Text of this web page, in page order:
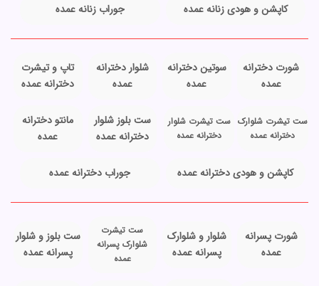
کاپشن و هودی زنانه عمده جوراب زنانه عمده
شورت دخترانه
عمده
سوتین دخترانه
عمده
شلوار دخترانه
عمده
تاپ و تیشرت
دخترانه عمده
ست تیشرت شلوارک
دخترانه عمده
ست تیشرت شلوار
دخترانه عمده
ست بلوز شلوار
دخترانه عمده
مانتو دخترانه
عمده
کاپشن و هودی دخترانه عمده جوراب دخترانه عمده
شورت پسرانه
عمده
شلوار و شلوارک
پسرانه عمده
ست تیشرت
شلوارک پسرانه
عمده
ست بلوز و شلوار
پسرانه عمده